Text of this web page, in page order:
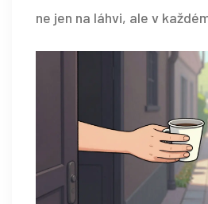
ne jen na láhvi, ale v